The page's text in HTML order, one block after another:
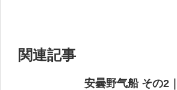
関連記事
安曇野气船 その2